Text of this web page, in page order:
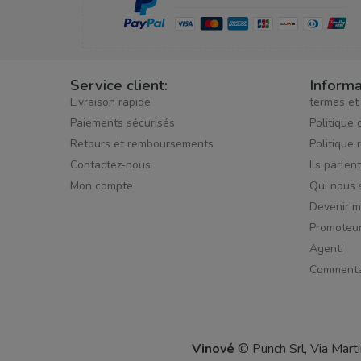
Service client:
Livraison rapide
Paiements sécurisés
Retours et remboursements
Contactez-nous
Mon compte
termes
Politique
Politique
Ils
Qui nous
Devenir
Agenti
Vinové © Punch Srl, Via